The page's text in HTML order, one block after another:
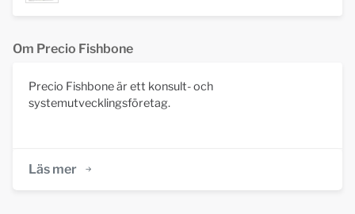
Om Precio Fishbone
Precio Fishbone är ett konsult- och
systemutvecklingsföretag.
Läs mer